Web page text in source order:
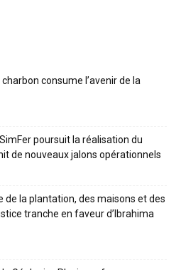
consume l’avenir de la
poursuit la réalisation du
de nouveaux jalons opérationnels
de la plantation, des maisons et des
tranche en faveur d’Ibrahima